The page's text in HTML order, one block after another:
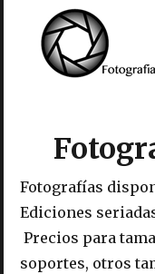
Fotografías
Ediciones
Precios para
soportes, otros